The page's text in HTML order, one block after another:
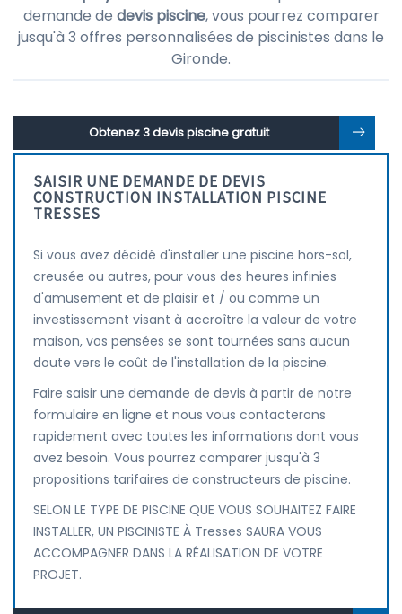
demande de devis piscine, vous pourrez comparer
jusqu'à 3 offres personnalisées de piscinistes dans le
Gironde.
Obtenez 3 devis piscine gratuit
SAISIR UNE DEMANDE DE DEVIS
CONSTRUCTION INSTALLATION PISCINE
TRESSES
Si vous avez décidé d'installer une piscine hors-sol,
creusée ou autres, pour vous des heures infinies
d'amusement et de plaisir et / ou comme un
investissement visant à accroître la valeur de votre
maison, vos pensées se sont tournées sans aucun
doute vers le coût de l'installation de la piscine.
Faire saisir une demande de devis à partir de notre
formulaire en ligne et nous vous contacterons
rapidement avec toutes les informations dont vous
avez besoin. Vous pourrez comparer jusqu'à 3
propositions tarifaires de constructeurs de piscine.
SELON LE TYPE DE PISCINE QUE VOUS SOUHAITEZ FAIRE
INSTALLER, UN PISCINISTE À Tresses SAURA VOUS
ACCOMPAGNER DANS LA RÉALISATION DE VOTRE
PROJET.